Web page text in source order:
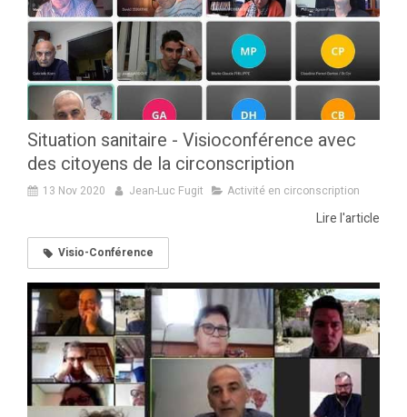
Situation sanitaire - Visioconférence avec
des citoyens de la circonscription
13 Nov 2020 Jean-Luc Fugit Activité en circonscription
Lire l'article
Visio-Conférence